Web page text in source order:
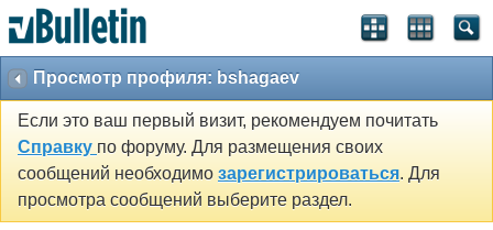
Просмотр профиля: bshagaev
Если это ваш первый визит, рекомендуем почитать
Справку по форуму. Для размещения своих
сообщений необходимо зарегистрироваться. Для
просмотра сообщений выберите раздел.